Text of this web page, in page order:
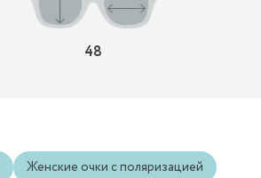
48
Женские очки с поляризацией